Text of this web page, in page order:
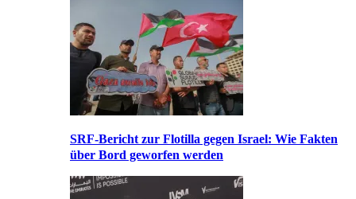
SRF-Bericht zur Flotilla gegen Israel: Wie Fakten
über Bord geworfen werden